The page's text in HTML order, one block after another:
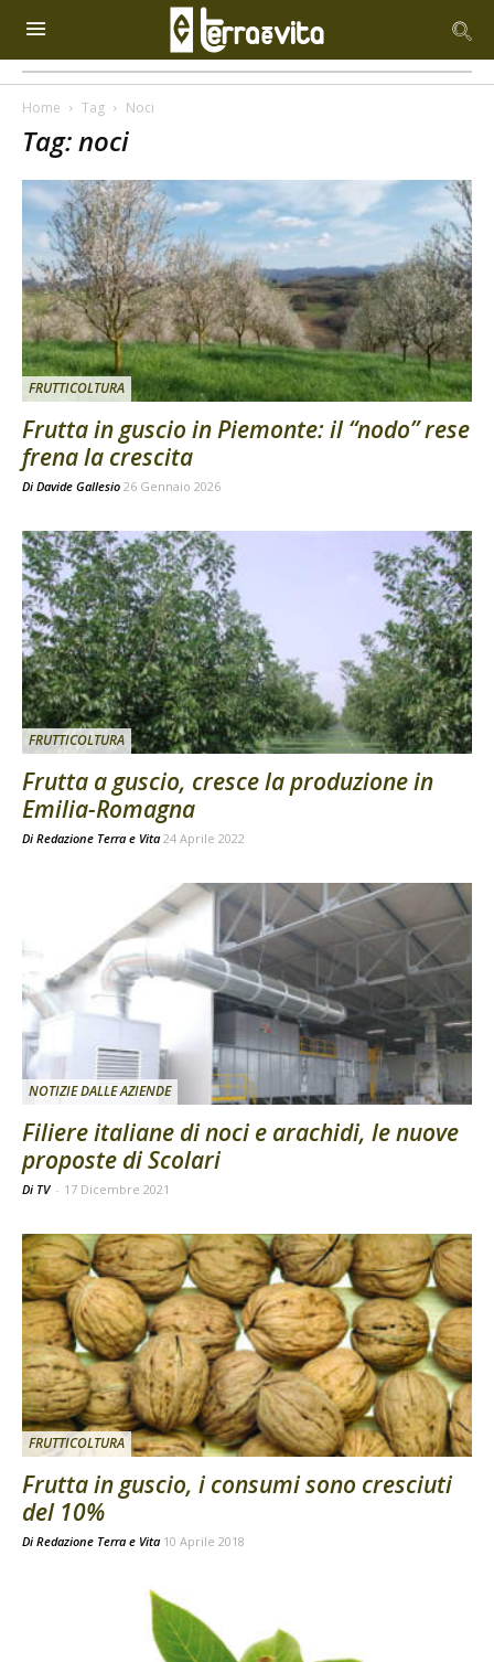
Home Tag Noci
Tag: noci
FRUTTICOLTURA
Frutta in guscio in Piemonte: il “nodo” rese
frena la crescita
Di Davide Gallesio 26 Gennaio 2026
FRUTTICOLTURA
Frutta a guscio, cresce la produzione in
Emilia-Romagna
Di Redazione Terra e Vita 24 Aprile 2022
NOTIZIE DALLE AZIENDE
Filiere italiane di noci e arachidi, le nuove
proposte di Scolari
Di TV - 17 Dicembre 2021
FRUTTICOLTURA
Frutta in guscio, i consumi sono cresciuti
del 10%
Di Redazione Terra e Vita 10 Aprile 2018